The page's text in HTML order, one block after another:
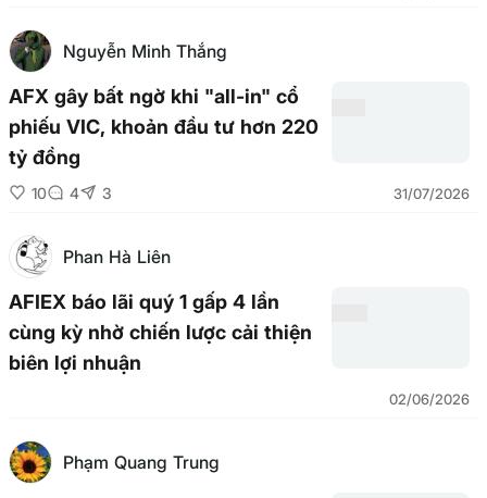
Nguyễn Minh Thắng
AFX gây bất ngờ khi "all-in" cổ
phiếu VIC, khoản đầu tư hơn 220
tỷ đồng
10 4 3 31/07/2026
Phan Hà Liên
AFIEX báo lãi quý 1 gấp 4 lần
cùng kỳ nhờ chiến lược cải thiện
biên lợi nhuận
02/06/2026
Phạm Quang Trung